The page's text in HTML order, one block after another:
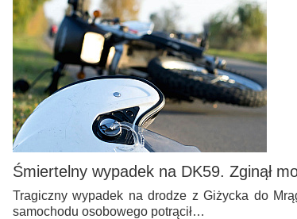
Śmiertelny wypadek na DK59. Zginął
Tragiczny wypadek na drodze z Giżycka do
samochodu osobowego potrącił…